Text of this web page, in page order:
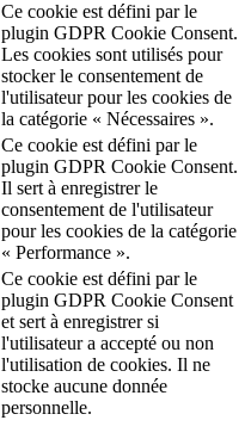
Ce cookie est défini par le
plugin GDPR Cookie Consent.
Les cookies sont utilisés pour
stocker le consentement de
l'utilisateur pour les cookies de
la catégorie « Nécessaires ».
Ce cookie est défini par le
plugin GDPR Cookie Consent.
Il sert à enregistrer le
consentement de l'utilisateur
pour les cookies de la catégorie
« Performance ».
Ce cookie est défini par le
plugin GDPR Cookie Consent
et sert à enregistrer si
l'utilisateur a accepté ou non
l'utilisation de cookies. Il ne
stocke aucune donnée
personnelle.